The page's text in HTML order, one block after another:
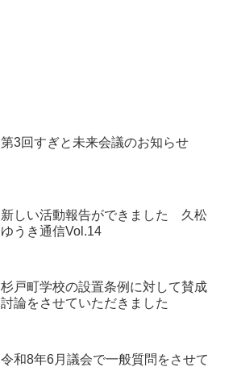
第3回すぎと未来会議のお知らせ
新しい活動報告ができました 久松
ゆうき通信Vol.14
杉戸町学校の設置条例に対して賛成
討論をさせていただきました
令和8年6月議会で一般質問をさせて